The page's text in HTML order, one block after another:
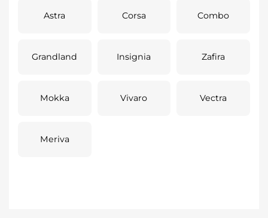
Astra Corsa Combo
Grandland Insignia Zafira
Mokka Vivaro Vectra
Meriva